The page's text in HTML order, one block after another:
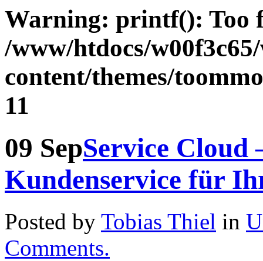
Warning: printf(): Too
/www/htdocs/
content/themes/
11
09 SepService Cloud
Kundenservice für
Posted by Tobias Thiel in
Comments.